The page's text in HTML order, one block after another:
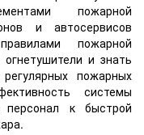
пожарной
и автосервисов
пожарной
и знать
пожарных
системы
к быстрой